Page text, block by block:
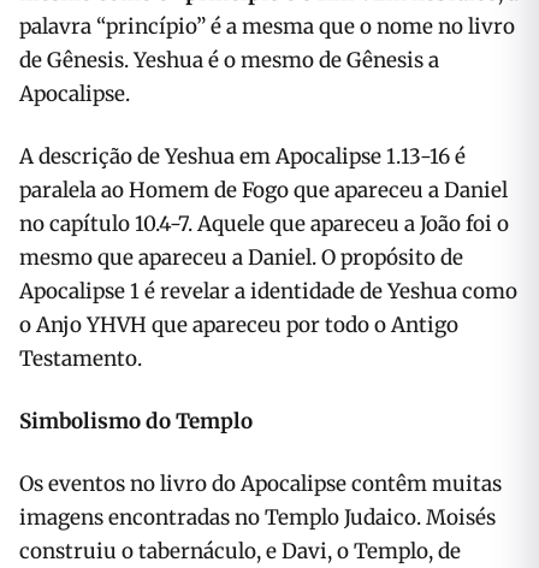
palavra “princípio” é a mesma que o nome no livro
de Gênesis. Yeshua é o mesmo de Gênesis a
Apocalipse.
A descrição de Yeshua em Apocalipse 1.13-16 é
paralela ao Homem de Fogo que apareceu a Daniel
no capítulo 10.4-7. Aquele que apareceu a João foi o
mesmo que apareceu a Daniel. O propósito de
Apocalipse 1 é revelar a identidade de Yeshua como
o Anjo YHVH que apareceu por todo o Antigo
Testamento.
Simbolismo do Templo
Os eventos no livro do Apocalipse contêm muitas
imagens encontradas no Templo Judaico. Moisés
construiu o tabernáculo, e Davi, o Templo, de